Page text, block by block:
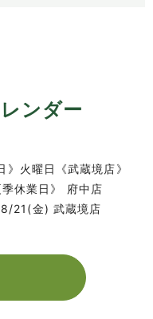
ンダー
火曜日《武蔵境店》
休業日》 府中店
21(金) 武蔵境店